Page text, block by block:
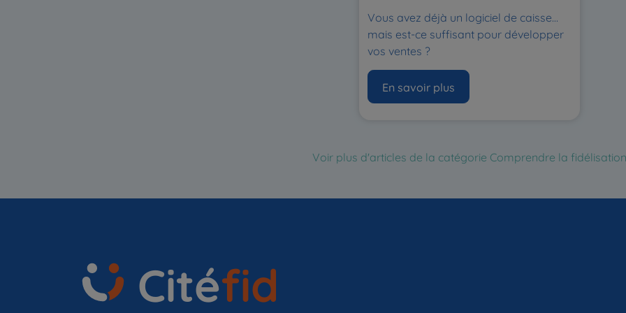
Vous avez déjà un logiciel de caisse…
mais est-ce suffisant pour développer
vos ventes ?
En savoir plus
Voir plus d'articles de la catégorie Comprendre la fidélisation
Citéfid